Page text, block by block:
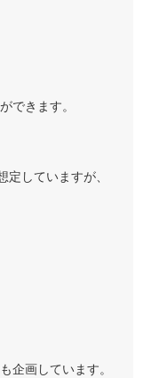
できます。
していますが、
も企画しています。